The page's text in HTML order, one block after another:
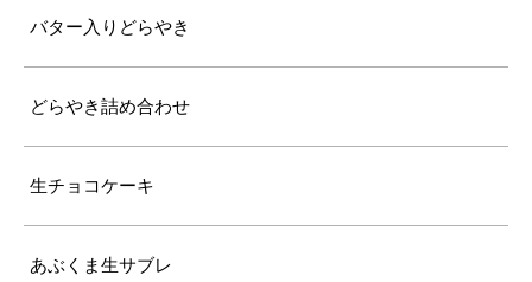
バター入りどらやき
どらやき詰め合わせ
生チョコケーキ
あぶくま生サブレ